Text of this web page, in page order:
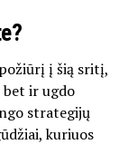
į šią sritį,
ir ugdo
strategijų
kuriuos